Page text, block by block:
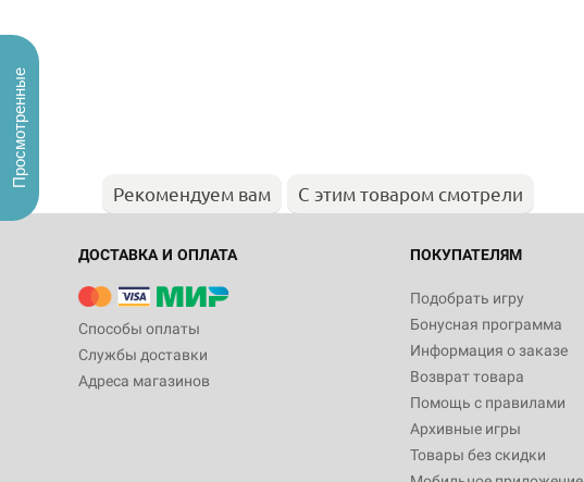
Рекомендуем вам С этим товаром смотрели
ДОСТАВКА И ОПЛАТА
Способы оплаты
Службы доставки
Адреса магазинов
ПОКУПАТЕЛЯМ
Подобрать игру
Бонусная программа
Информация о заказе
Возврат товара
Помощь с правилами
Архивные игры
Товары без скидки
Просмотренные